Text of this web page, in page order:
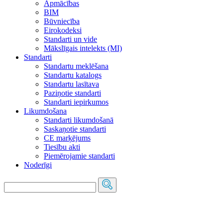
Apmācības
BIM
Būvniecība
Eirokodeksi
Standarti un vide
Mākslīgais intelekts (MI)
Standarti
Standartu meklēšana
Standartu katalogs
Standartu lasītava
Paziņotie standarti
Standarti iepirkumos
Likumdošana
Standarti likumdošanā
Saskaņotie standarti
CE marķējums
Tiesību akti
Piemērojamie standarti
Noderīgi